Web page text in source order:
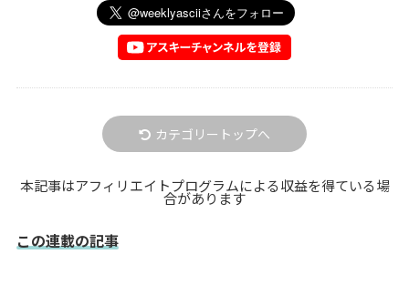
カテゴリートップへ
本記事はアフィリエイトプログラムによる収益を得ている場
合があります
この連載の記事